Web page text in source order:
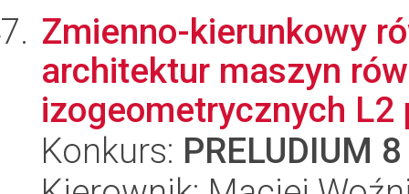
Zmienno-kierunkowy
architektur maszyn
izogeometrycznych L2
Konkurs: PRELUDIUM 8